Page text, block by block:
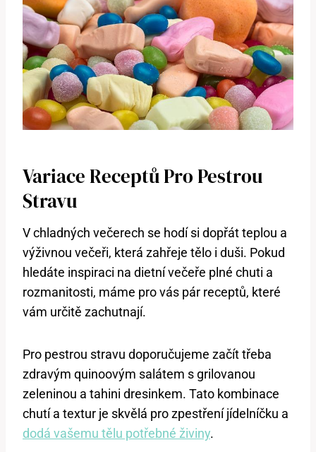
Variace Receptů Pro Pestrou
Stravu
V chladných večerech se hodí si dopřát teplou a
výživnou večeři, která zahřeje tělo i duši. Pokud
hledáte inspiraci na dietní večeře plné chuti a
rozmanitosti, máme pro vás pár receptů, které
vám určitě zachutnají.
Pro pestrou stravu doporučujeme začít třeba
zdravým quinoovým salátem s grilovanou
zeleninou a tahini dresinkem. Tato kombinace
chutí a textur je skvělá pro zpestření jídelníčku a
dodá vašemu tělu potřebné živiny.